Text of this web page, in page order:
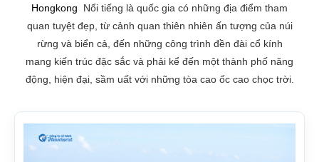
Hongkong Nổi tiếng là quốc gia có những địa điểm tham
quan tuyệt đẹp, từ cảnh quan thiên nhiên ấn tượng của núi
rừng và biển cả, đến những công trình đền đài cổ kính
mang kiến trúc đặc sắc và phải kể đến một thành phố năng
động, hiện đại, sầm uất với những tòa cao ốc cao chọc trời.